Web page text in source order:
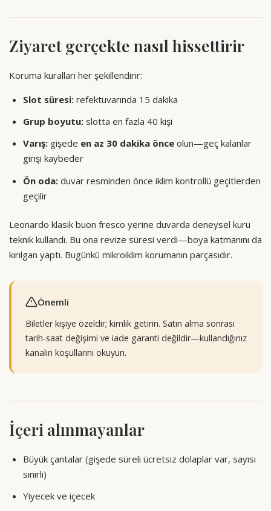
Ziyaret gerçekte nasıl hissettirir
Koruma kuralları her şekillendirir:
Slot süresi:refektuvarında 15 dakika
Grup boyutu:slotta en fazla 40 kişi
Varış:gişede en az 30 dakika önceolun—geç kalanlar
girişi kaybeder
Ön oda:duvar resminden önce iklim kontrollü geçitlerden
geçilir
Leonardo klasik buon fresco yerine duvarda deneysel kuru
teknik kullandı. Bu ona revize süresi verdi—boya katmanını da
kırılgan yaptı. Bugünkü mikroiklim korumanın parçasıdır.
Önemli
Biletler kişiye özeldir; kimlik getirin. Satın alma sonrası
tarih-saat değişimi ve iade garanti değildir—kullandığınız
kanalın koşullarını okuyun.
İçeri alınmayanlar
Büyük çantalar (gişede süreli ücretsiz dolaplar var, sayısı
sınırlı)
Yiyecek ve içecek